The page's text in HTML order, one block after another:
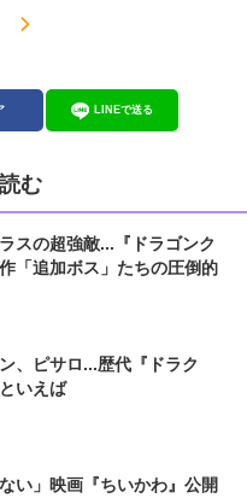
LINEで送る
む
スの超強敵...『ドラゴンク
「追加ボス」たちの圧倒的
、ピサロ...歴代『ドラク
いえば
い」映画『ちいかわ』公開